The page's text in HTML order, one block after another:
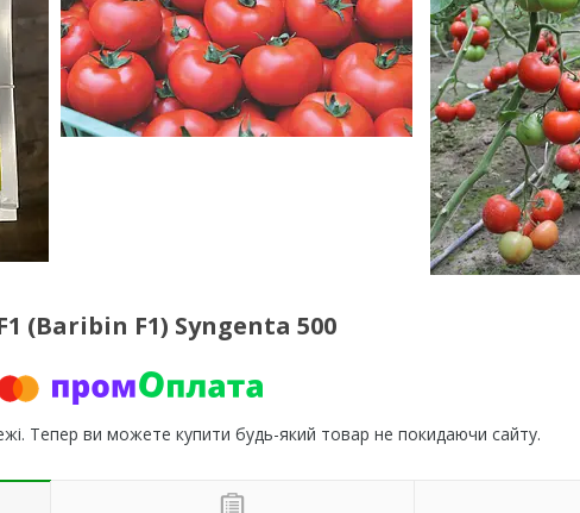
(Baribin F1) Syngenta 500
Тепер ви можете купити будь-який товар не покидаючи сайту.